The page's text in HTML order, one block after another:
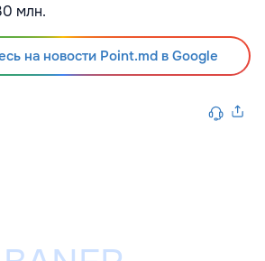
млн.
на новости Point.md в Google